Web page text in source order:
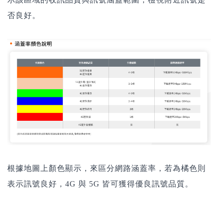
否良好。
根據地圖上顏色顯示，來區分網路涵蓋率，若為橘色則
表示訊號良好，4G 與 5G 皆可獲得優良訊號品質。